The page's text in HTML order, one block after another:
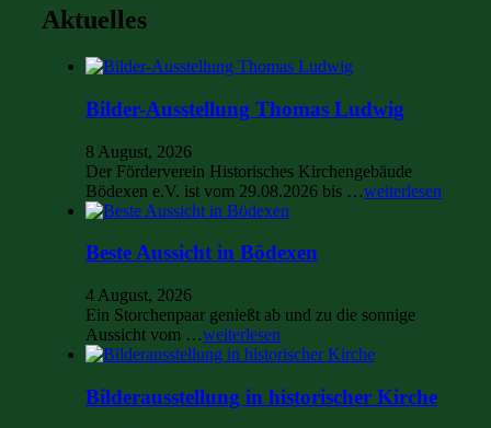
Aktuelles
Bilder-Ausstellung Thomas Ludwig
8 August, 2026
Der Förderverein Historisches Kirchengebäude
Bödexen e.V. ist vom 29.08.2026 bis …weiterlesen
Beste Aussicht in Bödexen
4 August, 2026
Ein Storchenpaar genießt ab und zu die sonnige
Aussicht vom …weiterlesen
Bilderausstellung in historischer Kirche